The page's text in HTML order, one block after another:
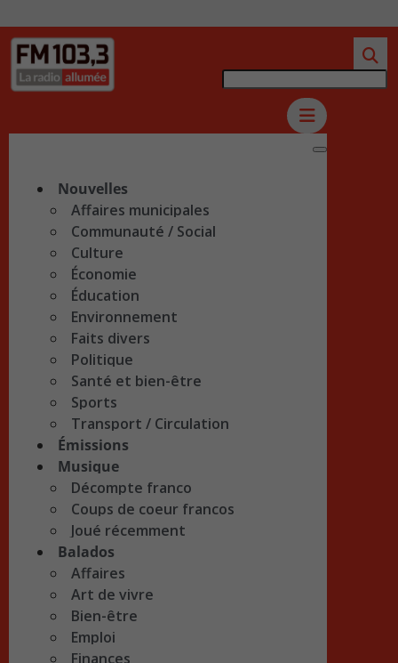
Nouvelles
Affaires municipales
Communauté / Social
Culture
Économie
Éducation
Environnement
Faits divers
Politique
Santé et bien-être
Sports
Transport / Circulation
Émissions
Musique
Décompte franco
Coups de coeur francos
Joué récemment
Balados
Affaires
Art de vivre
Bien-être
Emploi
Finances